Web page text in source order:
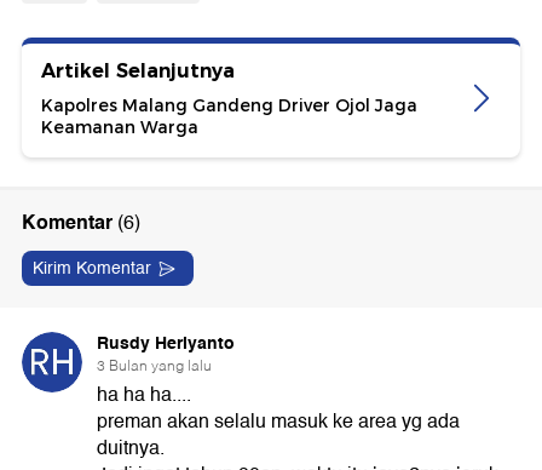
Artikel Selanjutnya
Kapolres Malang Gandeng Driver Ojol Jaga
Keamanan Warga